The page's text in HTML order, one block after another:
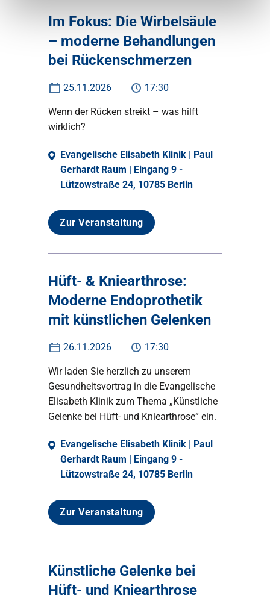
Im Fokus: Die Wirbelsäule
– moderne Behandlungen
bei Rückenschmerzen
25.11.2026 17:30
Wenn der Rücken streikt – was hilft
wirklich?
Evangelische Elisabeth Klinik | Paul
Gerhardt Raum | Eingang 9 -
Lützowstraße 24, 10785 Berlin
Zur Veranstaltung
Hüft- & Kniearthrose:
Moderne Endoprothetik
mit künstlichen Gelenken
26.11.2026 17:30
Wir laden Sie herzlich zu unserem
Gesundheitsvortrag in die Evangelische
Elisabeth Klinik zum Thema „Künstliche
Gelenke bei Hüft- und Kniearthrose“ ein.
Evangelische Elisabeth Klinik | Paul
Gerhardt Raum | Eingang 9 -
Lützowstraße 24, 10785 Berlin
Zur Veranstaltung
Künstliche Gelenke bei
Hüft- und Kniearthrose